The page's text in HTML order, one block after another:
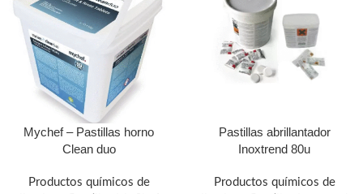
Mychef – Pastillas horno
Clean duo
Productos químicos de
Pastillas abrillantador
Inoxtrend 80u
Productos químicos de